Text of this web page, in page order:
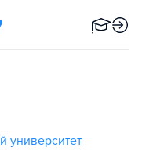
университет